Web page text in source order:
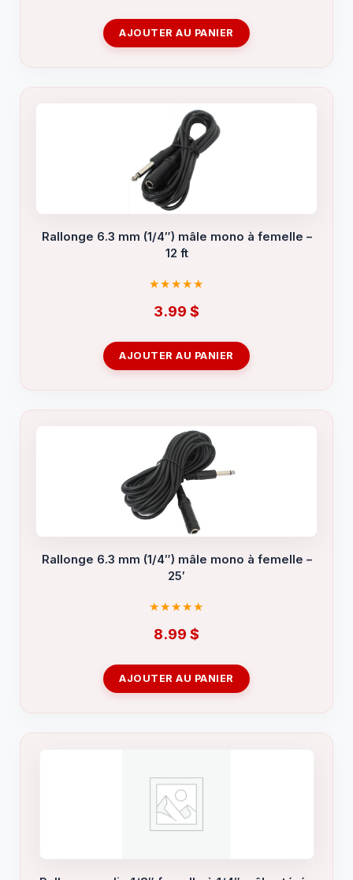
AJOUTER AU PANIER
Rallonge 6.3 mm (1/4″) mâle mono à femelle –
12 ft
3.99 $
AJOUTER AU PANIER
Rallonge 6.3 mm (1/4″) mâle mono à femelle –
25′
8.99 $
AJOUTER AU PANIER